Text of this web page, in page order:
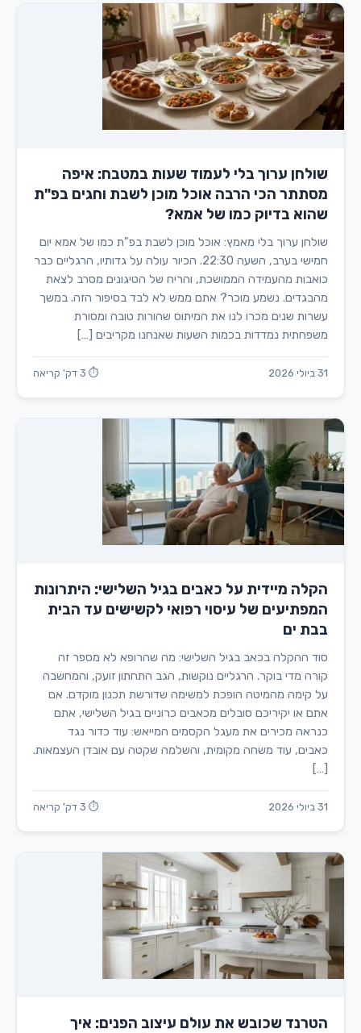
שולחן ערוך בלי לעמוד שעות במטבח: איפה
מסתתר הכי הרבה אוכל מוכן לשבת וחגים בפ"ת
שהוא בדיוק כמו של אמא?
שולחן ערוך בלי מאמץ: אוכל מוכן לשבת בפ"ת כמו של אמא יום
חמישי בערב, השעה 22:30. הכיור עולה על גדותיו, הרגליים כבר
כואבות מהעמידה הממושכת, והריח של הטיגונים מסרב לצאת
מהבגדים. נשמע מוכר? אתם ממש לא לבד בסיפור הזה. במשך
עשרות שנים מכרו לנו את המיתוס שהורות טובה ומסורת
משפחתית נמדדות בכמות השעות שאנחנו מקריבים […]
31 ביולי 2026 ⏱ 3 דק' קריאה
הקלה מיידית על כאבים בגיל השלישי: היתרונות
המפתיעים של עיסוי רפואי לקשישים עד הבית
בבת ים
סוד ההקלה בכאב בגיל השלישי: מה שהרופא לא מספר זה
קורה מדי בוקר. הרגליים נוקשות, הגב התחתון זועק, והמחשבה
על קימה מהמיטה הופכת למשימה שדורשת תכנון מוקדם. אם
אתם או יקיריכם סובלים מכאבים כרוניים בגיל השלישי, אתם
כנראה מכירים את מעגל הקסמים המייאש: עוד כדור נגד
כאבים, עוד משחה מקומית, והשלמה שקטה עם אובדן העצמאות.
[…]
31 ביולי 2026 ⏱ 3 דק' קריאה
הטרנד שכובש את עולם עיצוב הפנים: איך